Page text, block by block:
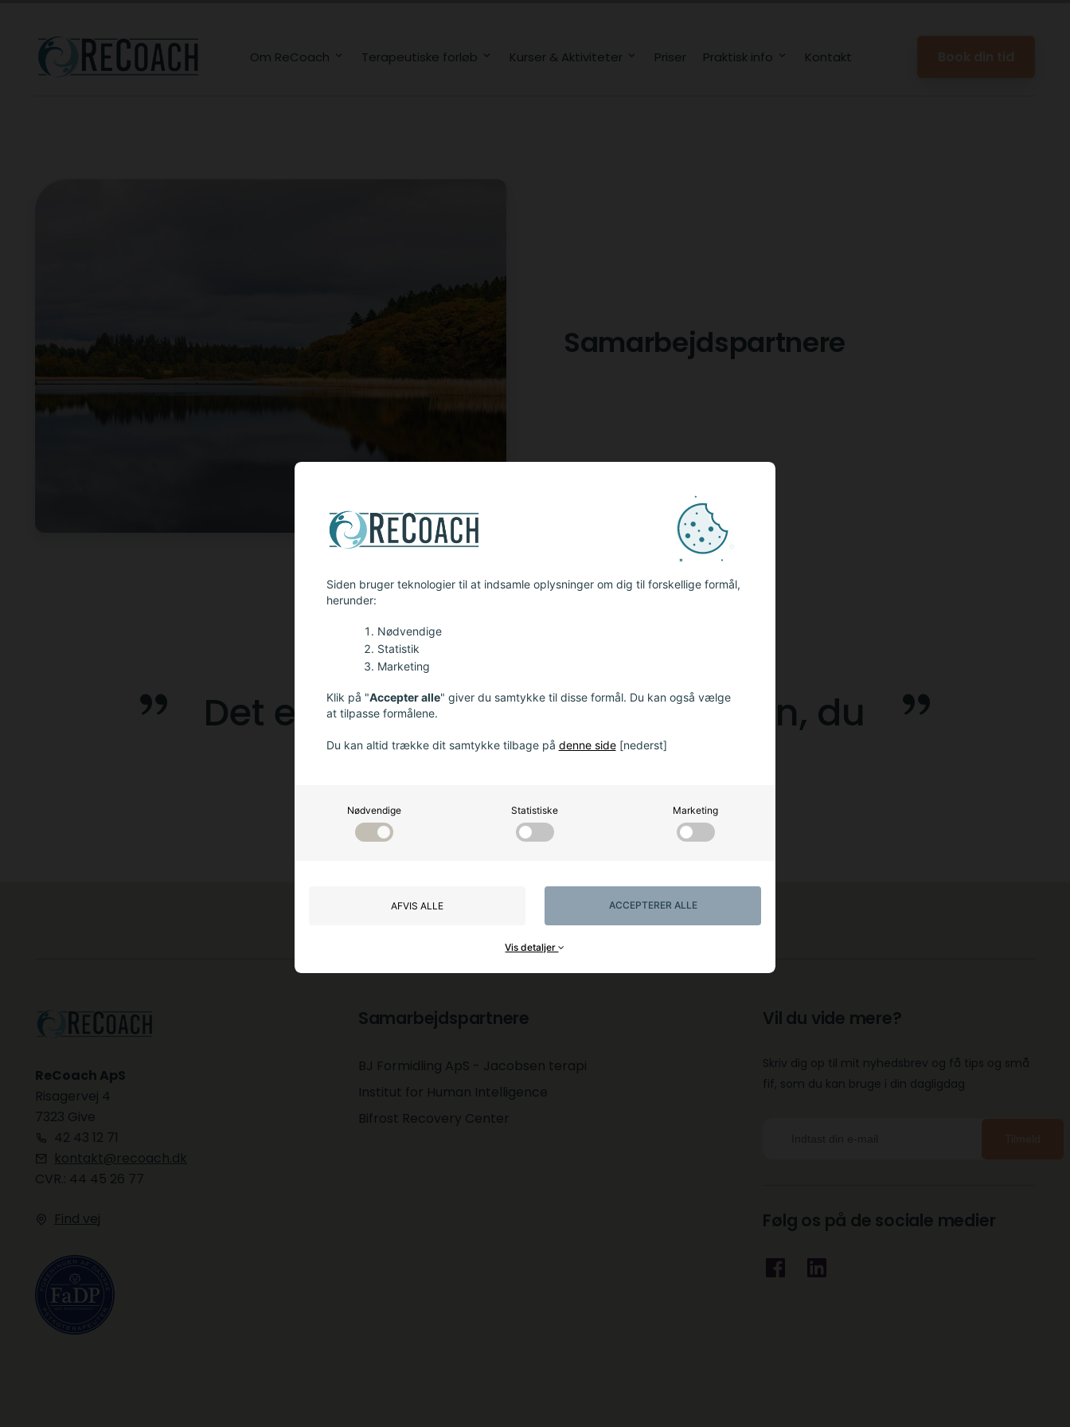
Om ReCoach Terapeutiske forløb Kurser & Aktiviteter Priser Praktisk info Kontakt
Samarbejdspartnere
Det er aldrig for sent at blive den, du
kunne have været
Citat: George Eliot
ReCoach ApS
Risagervej 4
7323 Give
42 43 12 71
kontakt@recoach.dk
CVR.: 44 45 26 77
Find vej
Samarbejdspartnere
BJ Formidling ApS​ - Jacobsen terapi
Institut for Human Intelligence
Bifrost Recovery Center
Vil du vide mere?
Skriv dig op til mit nyhedsbrev og få tips og små
fif, som du kan bruge i din dagligdag
Følg os på de sociale medier
Siden bruger teknologier til at indsamle oplysninger om dig til forskellige formål,
herunder:
Nødvendige
Statistik
Marketing
Klik på "Accepter alle" giver du samtykke til disse formål. Du kan også vælge
at tilpasse formålene.
Du kan altid trække dit samtykke tilbage på denne side[nederst]
Nødvendige Statistiske Marketing
AFVIS ALLE ACCEPTERER ALLE
Vis detaljer